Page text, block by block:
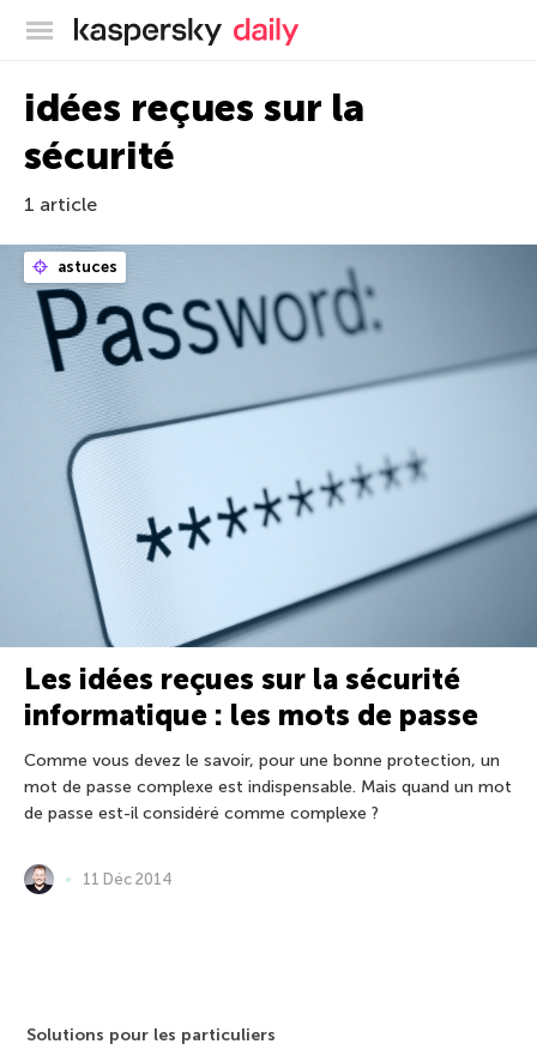
Blog officiel de Kaspersky
idées reçues sur la
sécurité
1 article
astuces
Les idées reçues sur la sécurité
informatique : les mots de passe
Comme vous devez le savoir, pour une bonne protection, un
mot de passe complexe est indispensable. Mais quand un mot
de passe est-il considéré comme complexe ?
11 Déc 2014
Solutions pour les particuliers